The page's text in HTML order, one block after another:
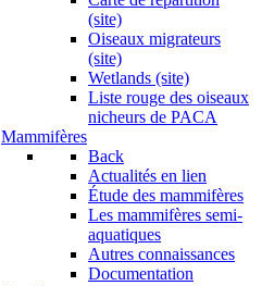
(site)
Oiseaux migrateurs
(site)
Wetlands (site)
Liste rouge des oiseaux
nicheurs de PACA
Mammifères
Back
Actualités en lien
Étude des mammifères
Les mammifères semi-
aquatiques
Autres connaissances
Documentation